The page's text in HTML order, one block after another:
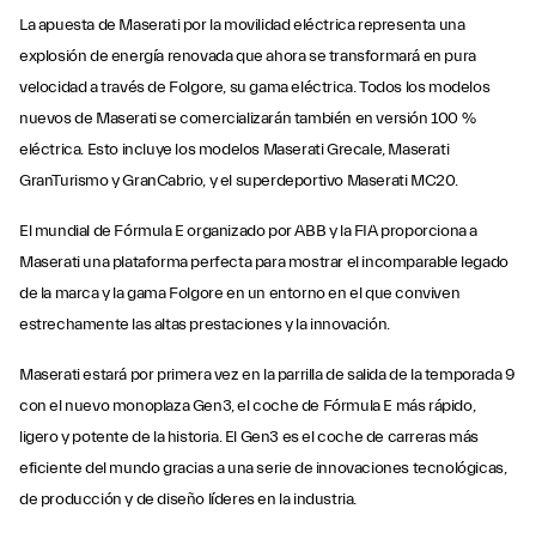
La apuesta de Maserati por la movilidad eléctrica representa una
explosión de energía renovada que ahora se transformará en pura
velocidad a través de Folgore, su gama eléctrica. Todos los modelos
nuevos de Maserati se comercializarán también en versión 100 %
eléctrica. Esto incluye los modelos Maserati Grecale, Maserati
GranTurismo y GranCabrio, y el superdeportivo Maserati MC20.
El mundial de Fórmula E organizado por ABB y la FIA proporciona a
Maserati una plataforma perfecta para mostrar el incomparable legado
de la marca y la gama Folgore en un entorno en el que conviven
estrechamente las altas prestaciones y la innovación.
Maserati estará por primera vez en la parrilla de salida de la temporada 9
con el nuevo monoplaza Gen3, el coche de Fórmula E más rápido,
ligero y potente de la historia. El Gen3 es el coche de carreras más
eficiente del mundo gracias a una serie de innovaciones tecnológicas,
de producción y de diseño líderes en la industria.